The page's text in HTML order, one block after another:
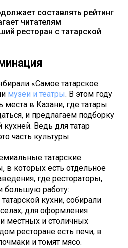
составлять рейтинг
читателям
ресторан с татарской
«Самое татарское
музеи и театры. В этом году
в Казани, где татары
и предлагаем подборку
кухней. Ведь для татар
часть культуры.
татарские
в которых есть отдельное
где рестораторы,
большую работу:
кухни, собирали
для оформления
местных и столичных
ресторане есть печи, в
и томят мясо.